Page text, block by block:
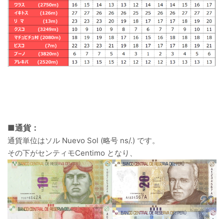
■通貨：
通貨単位はソル Nuevo Sol (略号 ns/.) です。
その下がセンティモCentimo となり、